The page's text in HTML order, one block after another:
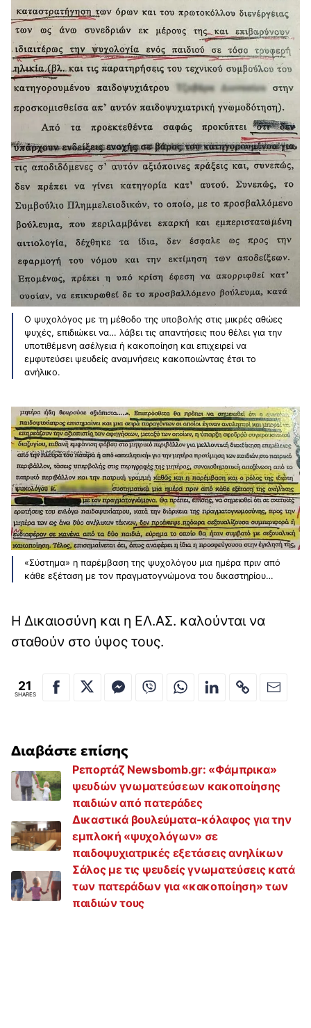
Ο ψυχολόγος με τη μέθοδο της υποβολής στις μικρές αθώες
ψυχές, επιδιώκει να… λάβει τις απαντήσεις που θέλει για την
υποτιθέμενη ασέλγεια ή κακοποίηση και επιχειρεί να
εμφυτεύσει ψευδείς αναμνήσεις κακοποιώντας έτσι το
ανήλικο.
«Σύστημα» η παρέμβαση της ψυχολόγου μια ημέρα πριν από
κάθε εξέταση με τον πραγματογνώμονα του δικαστηρίου…
Η Δικαιοσύνη και η ΕΛ.ΑΣ. καλούνται να
σταθούν στο ύψος τους.
21
SHARES
Διαβάστε επίσης
Ρεπορτάζ Newsbomb.gr: «Φάμπρικα»
ψευδών γνωματεύσεων κακοποίησης
παιδιών από πατεράδες
Δικαστικά βουλεύματα-κόλαφος για την
εμπλοκή «ψυχολόγων» σε
παιδοψυχιατρικές εξετάσεις ανηλίκων
Σάλος με τις ψευδείς γνωματεύσεις κατά
των πατεράδων για «κακοποίηση» των
παιδιών τους